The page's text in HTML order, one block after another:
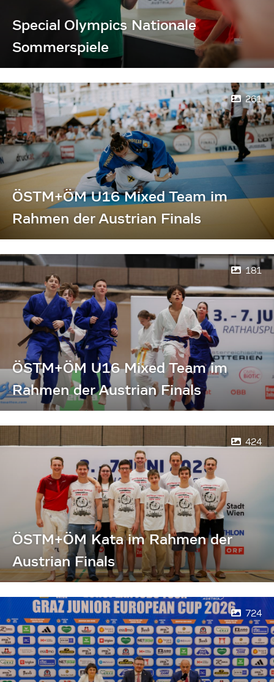
Special Olympics Nationale
Sommerspiele
261
ÖSTM+ÖM U16 Mixed Team im
Rahmen der Austrian Finals
181
ÖSTM+ÖM U16 Mixed Team im
Rahmen der Austrian Finals
424
ÖSTM+ÖM Kata im Rahmen der
Austrian Finals
724